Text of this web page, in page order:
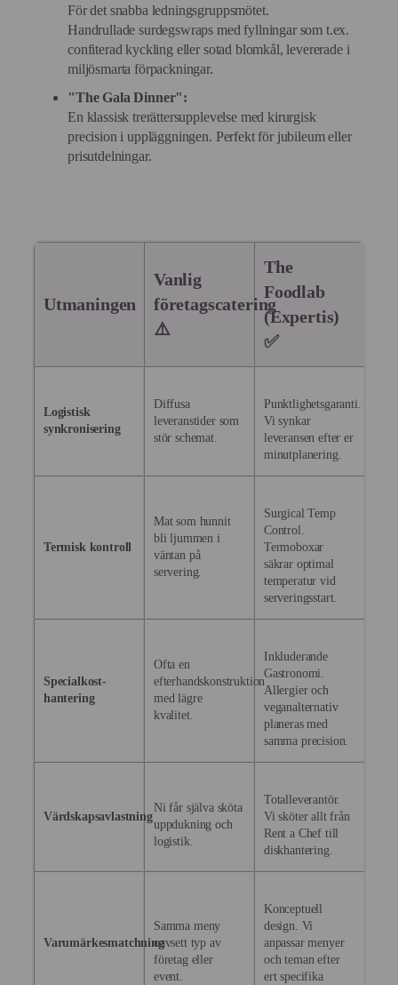
För det snabba ledningsgruppsmötet.
Handrullade surdegswraps med fyllningar som t.ex.
confiterad kyckling eller sotad blomkål, levererade i
miljösmarta förpackningar.
"The Gala Dinner":
En klassisk trerättersupplevelse med kirurgisk
precision i uppläggningen. Perfekt för jubileum eller
prisutdelningar.
Utmaningen
Vanlig
företagscatering
⚠️
The
Foodlab
(Expertis)
✅
Logistisk
synkronisering
Diffusa
leveranstider som
stör schemat.
Punktlighetsgaranti.
Vi synkar
leveransen efter er
minutplanering.
Termisk kontroll
Mat som hunnit
bli ljummen i
väntan på
servering.
Surgical Temp
Control.
Termoboxar
säkrar optimal
temperatur vid
serveringsstart.
Specialkost-
hantering
Ofta en
efterhandskonstruktion
med lägre
kvalitet.
Inkluderande
Gastronomi.
Allergier och
veganalternativ
planeras med
samma precision.
Värdskapsavlastning
Ni får själva sköta
uppdukning och
logistik.
Totalleverantör.
Vi sköter allt från
Rent a Chef till
diskhantering.
Varumärkesmatchning
Samma meny
oavsett typ av
företag eller
event.
Konceptuell
design. Vi
anpassar menyer
och teman efter
ert specifika